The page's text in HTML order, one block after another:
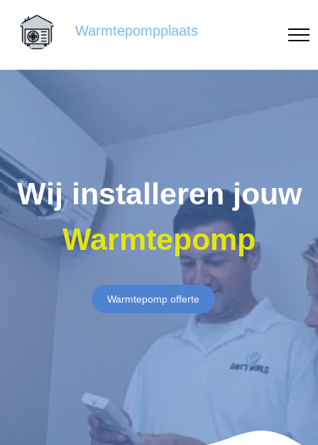
Warmtepompplaats
Wij installeren jouw
Warmtepomp
Warmtepomp offerte